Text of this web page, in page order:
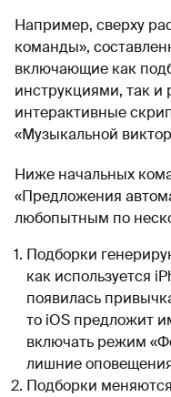
Например, сверху
команды»,
включающие как
инструкциями, так и
интерактивные
«Музыкальной
Ниже начальных
«Предложения
любопытным по
Подборки
как используется
появилась
то iOS предложит
включать режим
лишние
Подборки